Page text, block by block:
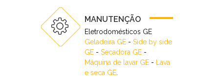
MANUTENÇÃO
Eletrodomésticos GE
Geladeira GE - Side by side
GE - Secadora GE -
Máquina de lavar GE -
Lava
e seca GE